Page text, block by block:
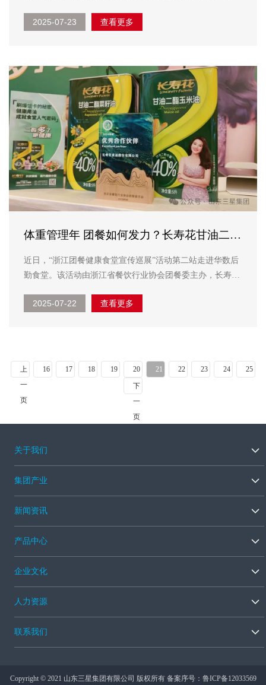
副主席李玉强陪同活动，集团副总经理韩延庭接待考察团一
2025-07-23 查看更多
体重管理年 团餐如何发力？长寿花甘油二酯
油提供“油”解之道！
近日，“浙江团餐健康食堂宣传巡展”活动第二站走进华数后
勤食堂。该活动由浙江省餐饮行业协会团餐委主办，长寿花
况，并通过实地考察与经验交流，发掘并推广健康食堂建设
2025-07-22 查看更多
上
一
页
16 17 18 19 20 21 22 23 24
25
下
一
页
关于我们
集团产业
新闻资讯
产品中心
企业文化
人力资源
联系我们
Copyright © 2021 山东三星集团有限公司 版权所有 备案序号： 鲁ICP备12033569